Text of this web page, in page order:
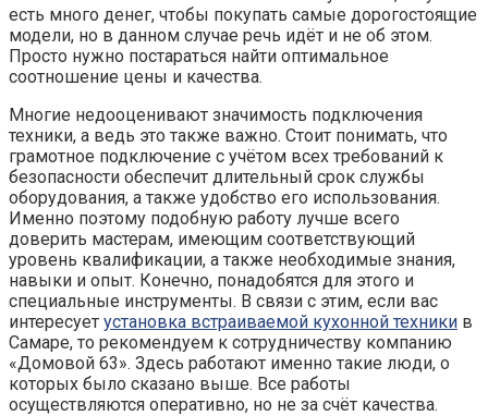
есть много денег, чтобы покупать самые дорогостоящие
модели, но в данном случае речь идёт и не об этом.
Просто нужно постараться найти оптимальное
соотношение цены и качества.
Многие недооценивают значимость подключения
техники, а ведь это также важно. Стоит понимать, что
грамотное подключение с учётом всех требований к
безопасности обеспечит длительный срок службы
оборудования, а также удобство его использования.
Именно поэтому подобную работу лучше всего
доверить мастерам, имеющим соответствующий
уровень квалификации, а также необходимые знания,
навыки и опыт. Конечно, понадобятся для этого и
специальные инструменты. В связи с этим, если вас
интересует установка встраиваемой кухонной техники в
Самаре, то рекомендуем к сотрудничеству компанию
«Домовой 63». Здесь работают именно такие люди, о
которых было сказано выше. Все работы
осуществляются оперативно, но не за счёт качества.